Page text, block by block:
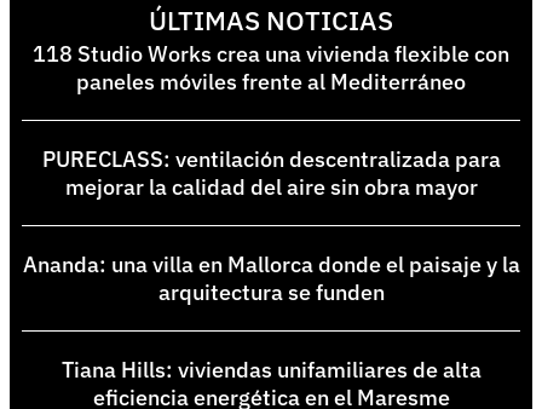
ÚLTIMAS NOTICIAS
118 Studio Works crea una vivienda flexible con
paneles móviles frente al Mediterráneo
PURECLASS: ventilación descentralizada para
mejorar la calidad del aire sin obra mayor
Ananda: una villa en Mallorca donde el paisaje y la
arquitectura se funden
Tiana Hills: viviendas unifamiliares de alta
eficiencia energética en el Maresme